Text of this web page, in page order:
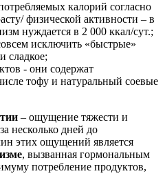
калорий согласно
физической активности – в
нуждается в 2 000 ккал/сут.;
исключить «быстрые»
сладкое;
- они содержат
тофу и натуральный соевые
– ощущение тяжести и
несколько дней до
этих ощущений является
, вызванная гормональным
потребление продуктов,